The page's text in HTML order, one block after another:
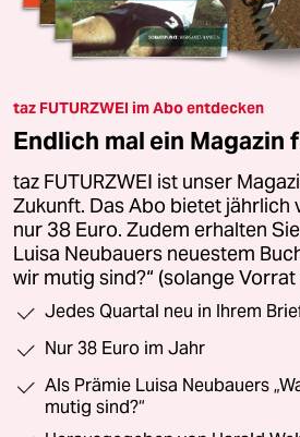
taz FUTURZWEI im Abo entdecken
Endlich mal ein Magazin
taz FUTURZWEI ist unser
Zukunft. Das Abo bietet jährlich
nur 38 Euro. Zudem erhalten
Luisa Neubauers neuestem
wir mutig sind?“ (solange Vorrat
Jedes Quartal neu in Ihrem
Nur 38 Euro im Jahr
Als Prämie Luisa Neubauers
mutig sind?“